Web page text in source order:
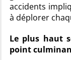
accidents
à déplorer
Le plus haut
point